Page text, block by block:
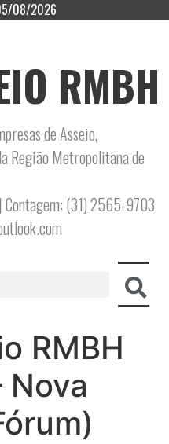
05/08/2026
RMBH
de Asseio,
Região Metropolitana de
(31) 2565-9703
RMBH